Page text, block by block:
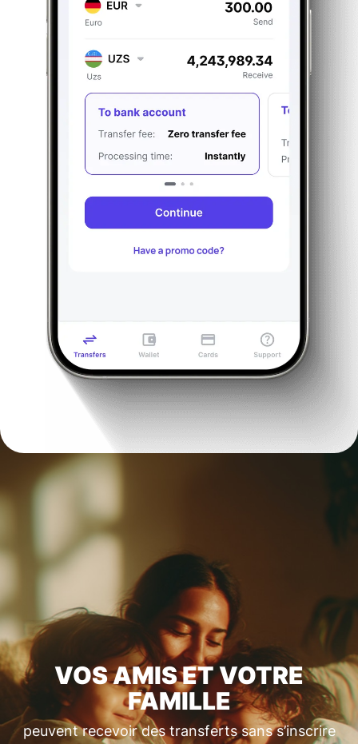
VOS AMIS ET VOTRE
FAMILLE
peuvent recevoir des transferts sans s’inscrire